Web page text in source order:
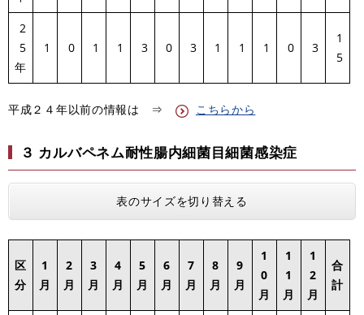
2
5
年
1 0 1 1 3 0 3 1 1 1 0 3
1
5
平成２４年以前の情報は ⇒ こちらから
３ カルバペネム耐性腸内細菌目細菌感染症
表のサイズを切り替える
区
分
1
月
2
月
3
月
4
月
5
月
6
月
7
月
8
月
9
月
1
0
月
1
1
月
1
2
月
合
計